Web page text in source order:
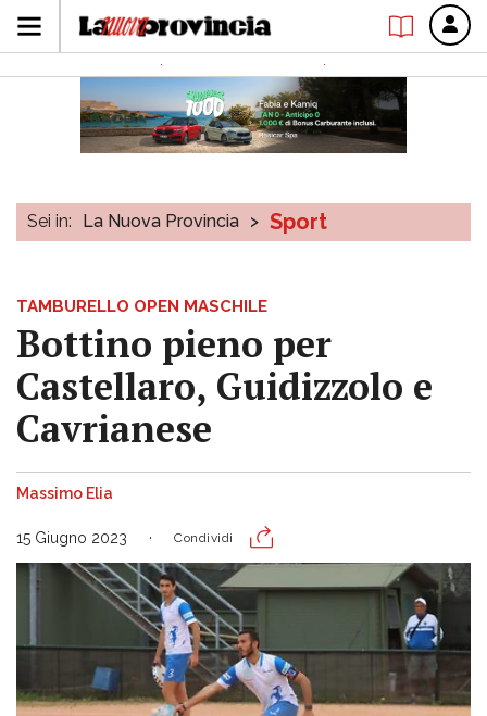
Sei in: La Nuova Provincia > Sport
TAMBURELLO OPEN MASCHILE
Bottino pieno per
Castellaro, Guidizzolo e
Cavrianese
Massimo Elia
15 Giugno 2023 Condividi